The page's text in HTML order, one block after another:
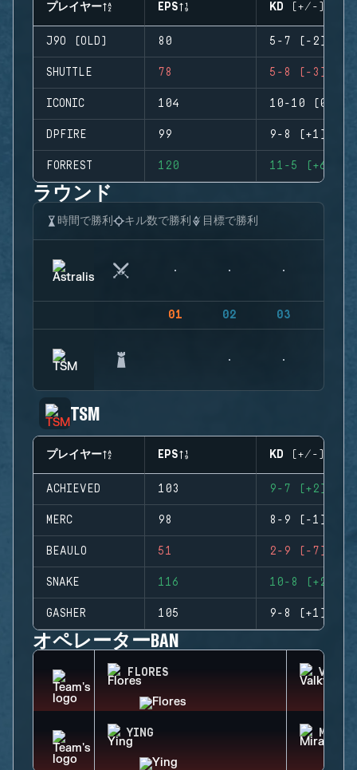
プレイヤー EPS KD (+/-)
J9O (OLD) 80 5-7 (-2)
SHUTTLE 78 5-8 (-3)
ICONIC 104 10-10 (0)
DPFIRE 99 9-8 (+1)
FORREST 120 11-5 (+6)
ラウンド
時間で勝利 キル数で勝利 目標で勝利
01 02 03
TSM
プレイヤー EPS KD (+/-)
ACHIEVED 103 9-7 (+2)
MERC 98 8-9 (-1)
BEAULO 51 2-9 (-7)
SNAKE 116 10-8 (+2)
GASHER 105 9-8 (+1)
オペレーターBAN
FLORES
YING MIRA